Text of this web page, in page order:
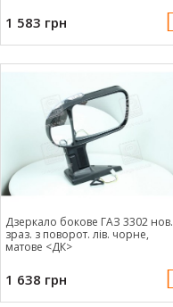
1 583 грн
Дзеркало бокове ГАЗ 3302 нов.
зраз. з поворот. лів. чорне,
матове <ДК>
1 638 грн